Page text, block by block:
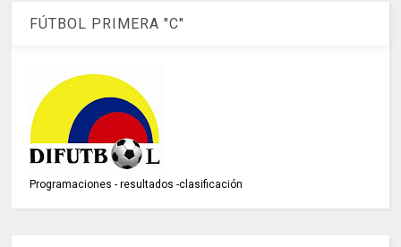
FÚTBOL PRIMERA "C"
Programaciones - resultados -clasificación